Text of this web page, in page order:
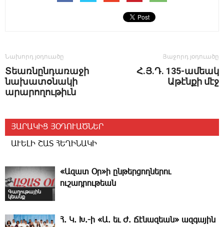
Նախորդ յօդուածը
­Տեառ­նըն­դառաջի
նախատօնակի
արարողութիւն
Յաջորդ յօդուածը
Հ.Յ.Դ. 135-ամեակ
Աթէնքի մէջ
ՅԱՐԱԿԻՑ ՅՕԴՈՒԱԾՆԵՐ
ԱՒԵԼԻ ՇԱՏ ՀԵՂԻՆԱԿԻ
Գաղութային
կեանք
«Ազատ Օր»ի ընթերցողներու
ուշադրութեան
Հ. Կ. Խ.-ի «Ա. եւ Ժ. ­Ճէնազեան» ազգային